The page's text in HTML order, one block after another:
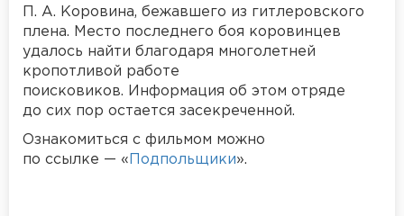
П. А. Коровина, бежавшего из гитлеровского
плена. Место последнего боя коровинцев
удалось найти благодаря многолетней
кропотливой работе
поисковиков. Информация об этом отряде
до сих пор остается засекреченной.
Ознакомиться с фильмом можно
по ссылке — « Подпольщики».